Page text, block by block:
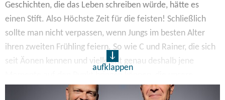
Geschichten, die das Leben schreiben würde, hätte es
einen Stift. Also Höchste Zeit für die feisten! Schließlich
sollte man nicht verpassen, wenn Jungs im besten Alter
ihren zweiten Frühling feiern. So wie C und Rainer, die sich
seit Äonen kennen und vielleicht genau deshalb jene
moderne Welt so absurd machen.
aufklappen